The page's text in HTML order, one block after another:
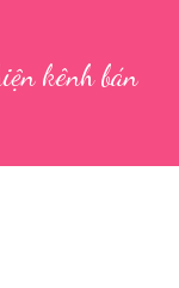
kênh bán